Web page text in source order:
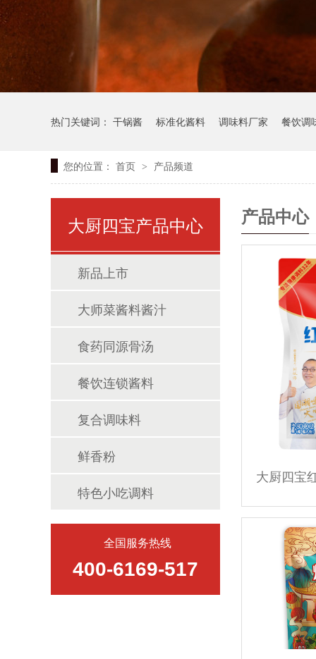
热门关键词： 干锅酱 标准化酱料 调味料厂家 餐饮调
您的位置： 首页 > 产品频道
产品中心
大厨四宝产品中心
新品上市
大师菜酱料酱汁
食药同源骨汤
餐饮连锁酱料
复合调味料
鲜香粉
特色小吃调料
全国服务热线
400-6169-517